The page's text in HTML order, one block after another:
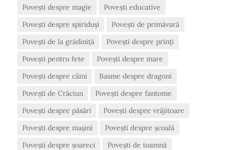
Povești despre magie
Povești educative
Povești despre spiriduși
Povești de primăvară
Povești de la grădiniță
Povești despre prinți
Povești pentru fete
Povești despre mare
Povești despre câini
Basme despre dragoni
Povești de Crăciun
Povești despre fantome
Povești despre păsări
Povești despre vrăjitoare
Povești despre mașini
Povești despre școală
Povești despre șoareci
Povești de toamnă